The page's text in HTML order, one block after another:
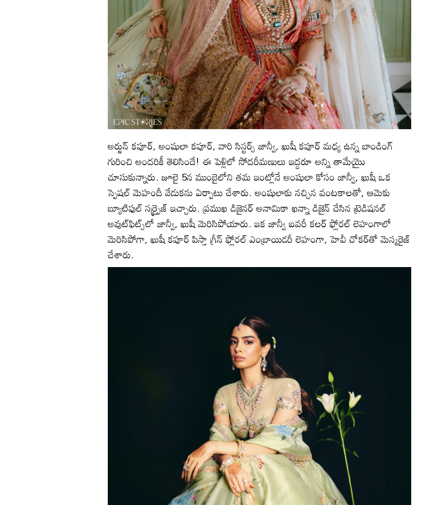
అర్జున్‌ కపూర్‌, అంషులా కపూర్‌, వారి సిస్టర్స్‌ జాన్వీ, ఖుషీ కపూర్‌ మధ్య ఉన్న బాండింగ్‌
గురించి అందరికీ తెలిసిందే! ఈ పెళ్లిలో సోదరీమణులు ఇద్దరూ అన్ని తామేయైు
చూసుకున్నారు. జూలై 5న ముంబైలోని తమ ఇంట్లోనే అంషులా కోసం జాన్వీ, ఖుషీ ఒక
స్పెషల్‌ మెహందీ వేడుకను ఏర్పాటు చేశారు. అంషులాకు నచ్చిన వంటకాలతో, ఆమెకు
బ్యూటిఫుల్‌ సర్ర్పైజ్‌ ఇచ్చారు. ప్రముఖ డిజైనర్‌ అనామికా ఖన్నా డిజైన్‌ చేసిన ట్రెడిషనల్‌
అవుట్‌ఫిట్స్‌లో జాన్వీ, ఖుషీ మెరిసిపోయారు. ఇక జాన్వీ ఐవరీ కలర్‌ ఫ్లోరల్‌ లెహంగాలో
మెరిసిపోగా, ఖుషీ కపూర్‌ పిస్తా గ్రీన్‌ ఫ్లోరల్‌ ఎంబ్రాయిడరీ లెహంగా, హెవీ చోకర్‌తో మెస్మరైజ్‌
చేశారు.